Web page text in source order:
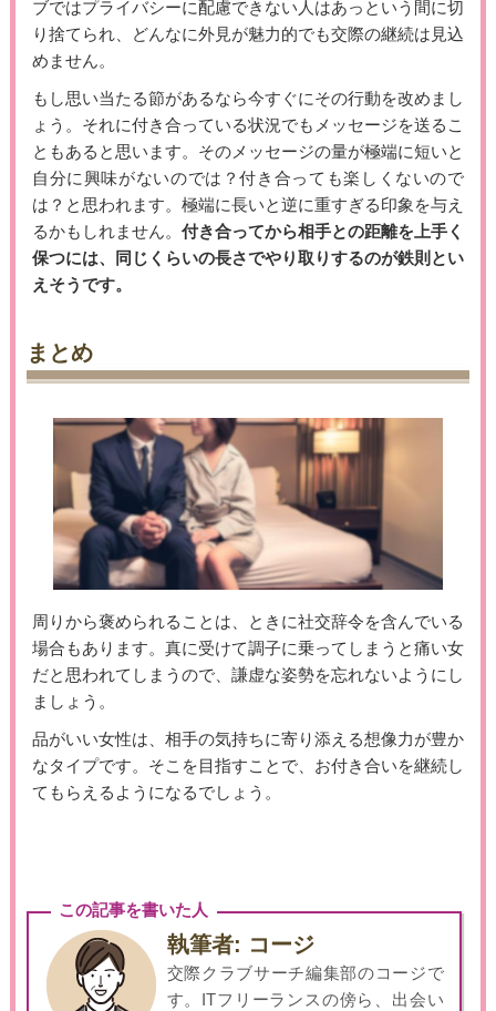
ブではプライバシーに配慮できない人はあっという間に切
り捨てられ、どんなに外見が魅力的でも交際の継続は見込
めません。
もし思い当たる節があるなら今すぐにその行動を改めまし
ょう。それに付き合っている状況でもメッセージを送るこ
ともあると思います。そのメッセージの量が極端に短いと
自分に興味がないのでは？付き合っても楽しくないので
は？と思われます。極端に長いと逆に重すぎる印象を与え
るかもしれません。 付き合ってから相手との距離を上手く
保つには、同じくらいの長さでやり取りするのが鉄則とい
えそうです。
まとめ
周りから褒められることは、ときに社交辞令を含んでいる
場合もあります。真に受けて調子に乗ってしまうと痛い女
だと思われてしまうので、謙虚な姿勢を忘れないようにし
ましょう。
品がいい女性は、相手の気持ちに寄り添える想像力が豊か
なタイプです。そこを目指すことで、お付き合いを継続し
てもらえるようになるでしょう。
この記事を書いた人
執筆者: コージ
交際クラブサーチ編集部のコージで
す。ITフリーランスの傍ら、出会い